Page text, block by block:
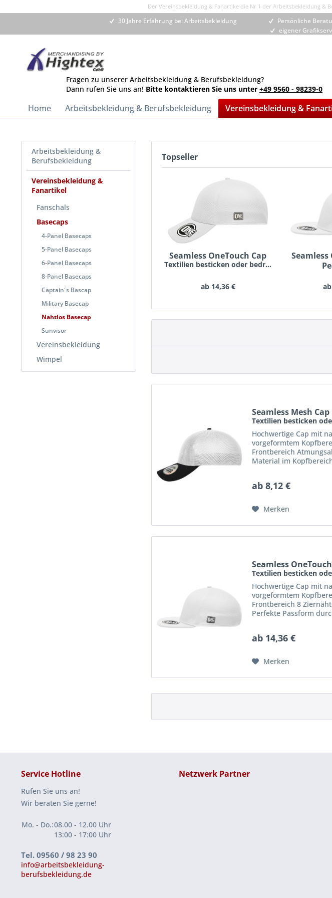
Der Vereinsbekleidung & Fanartike die Nr 1 der Arbeitsbekleidung
30 Jahre Erfahrung bei Arbeitsbekleidung Persönliche
eigener
Fragen zu unserer Arbeitsbekleidung & Berufsbekleidung?
Dann rufen Sie uns an! Bitte kontaktieren Sie uns unter +49 9560 - 98239-0
Home Arbeitsbekleidung & Berufsbekleidung Vereinsbekleidung &
Arbeitsbekleidung &
Berufsbekleidung
Vereinsbekleidung &
Fanartikel
Fanschals
Basecaps
4-Panel Basecaps
5-Panel Basecaps
6-Panel Basecaps
8-Panel Basecaps
Captain´s Bascap
Military Basecap
Nahtlos Basecap
Sunvisor
Vereinsbekleidung
Wimpel
Topseller
Seamless OneTouch Cap
Textilien besticken oder bedrucken lassen schon...
ab 14,36 €
Seamless Mesh Cap
Hochwertige Cap mit
vorgeformtem
Frontbereich
Material im
Größenregulierung
ab 8,12 €
Merken
Seamless
Hochwertige Cap mit
vorgeformtem
Frontbereich 8
Perfekte Passform
Atmungsaktives 3D-
ab 14,36 €
Merken
Service Hotline
Rufen Sie uns an!
Wir beraten Sie gerne!
Mo. - Do.:08.00 - 12.00 Uhr
13:00 - 17:00 Uhr
Tel. 09560 / 98 23 90
info@arbeitsbekleidung-
berufsbekleidung.de
Netzwerk Partner